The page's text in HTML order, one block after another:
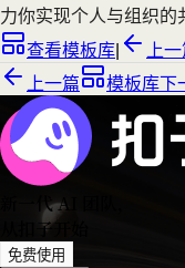
力你实现个人与组织的
查看模板库
上
上一篇
模板库下
新一代 AI 团队
从扣子开始
免费使用